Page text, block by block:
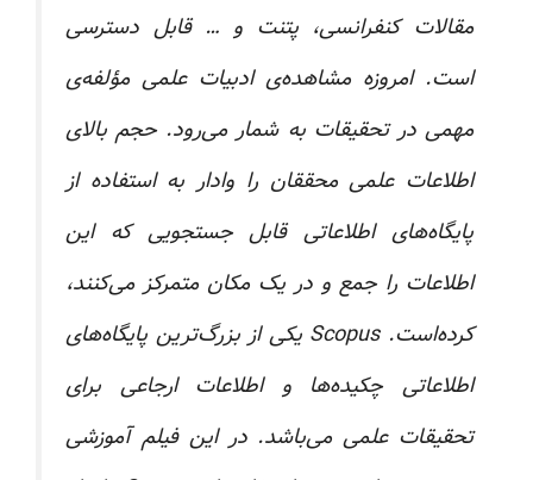
مقالات کنفرانسی، پتنت و … قابل دسترسی
است. امروزه مشاهده‌ی ادبیات علمی مؤلفه‌ی
مهمی در تحقیقات به شمار می‌رود. حجم بالای
اطلاعات علمی محققان را وادار به استفاده از
پایگاه‌های اطلاعاتی قابل جستجویی که این
اطلاعات را جمع و در یک مکان متمرکز می‌کنند،
کرده‌است. Scopus یکی از بزرگ‌ترین پایگاه‌های
اطلاعاتی چکیده‌ها و اطلاعات ارجاعی برای
تحقیقات علمی می‌باشد. در این فیلم آموزشی